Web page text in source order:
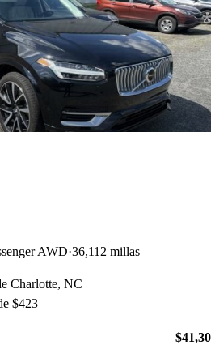
AWD 36,112 millas
Charlotte, NC
$423